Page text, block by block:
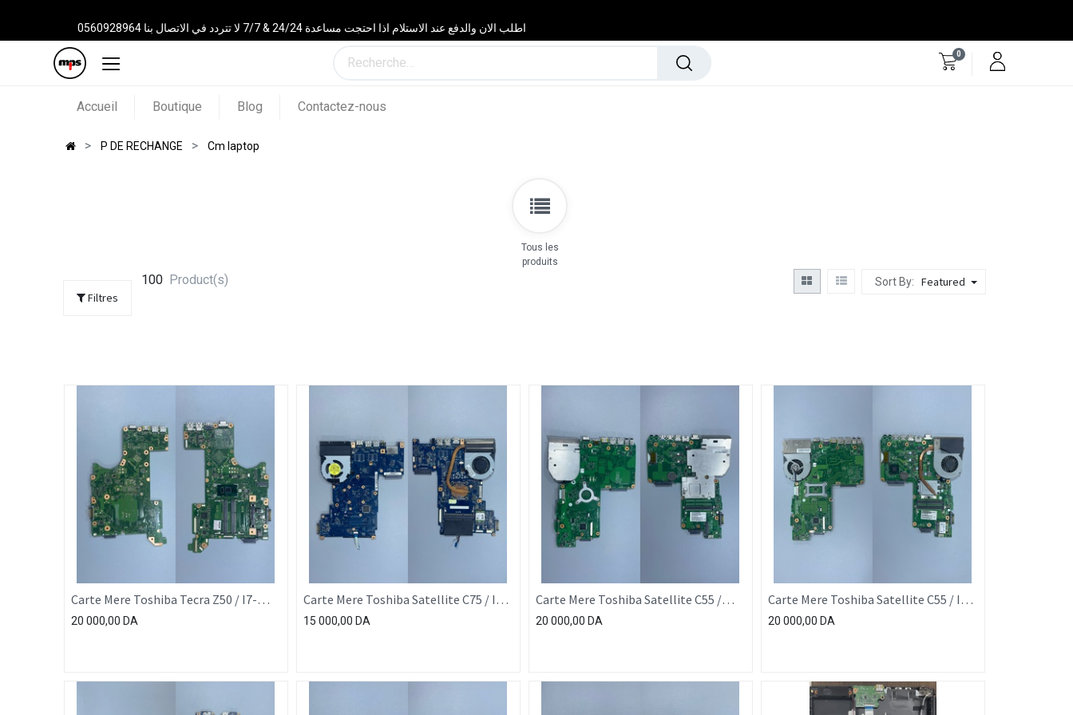
اطلب الان والدفع عند الاستلام اذا احتجت مساعدة 24/24 & 7/7 لا تتردد في الاتصال بنا 0560928964
0
Accueil Boutique Blog Contactez-nous
P DE RECHANGE Cm laptop
Tous les
produits
Filtres
100 Product(s) Sort By: Featured
Carte Mere Toshiba Tecra Z50 / I7-
6500 U
20 000,00 DA
Carte Mere Toshiba Satellite C75 / I5-
5200 U
15 000,00 DA
Carte Mere Toshiba Satellite C55 /
N3520
20 000,00 DA
Carte Mere Toshiba Satellite C55 / I3-
3110
20 000,00 DA